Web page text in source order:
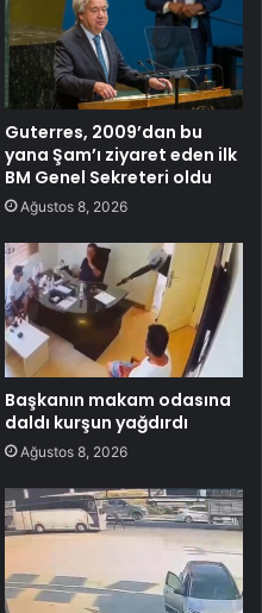
Guterres, 2009’dan bu
yana Şam’ı ziyaret eden ilk
BM Genel Sekreteri oldu
Ağustos 8, 2026
Başkanın makam odasına
daldı kurşun yağdırdı
Ağustos 8, 2026